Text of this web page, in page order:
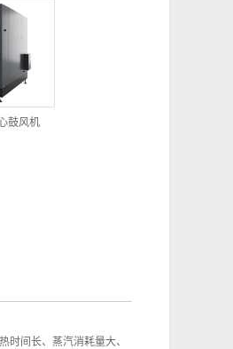
鼓风机
时间长、蒸汽消耗量大、